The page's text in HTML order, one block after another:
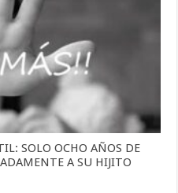
SOLO OCHO AÑOS DE
A SU HIJITO